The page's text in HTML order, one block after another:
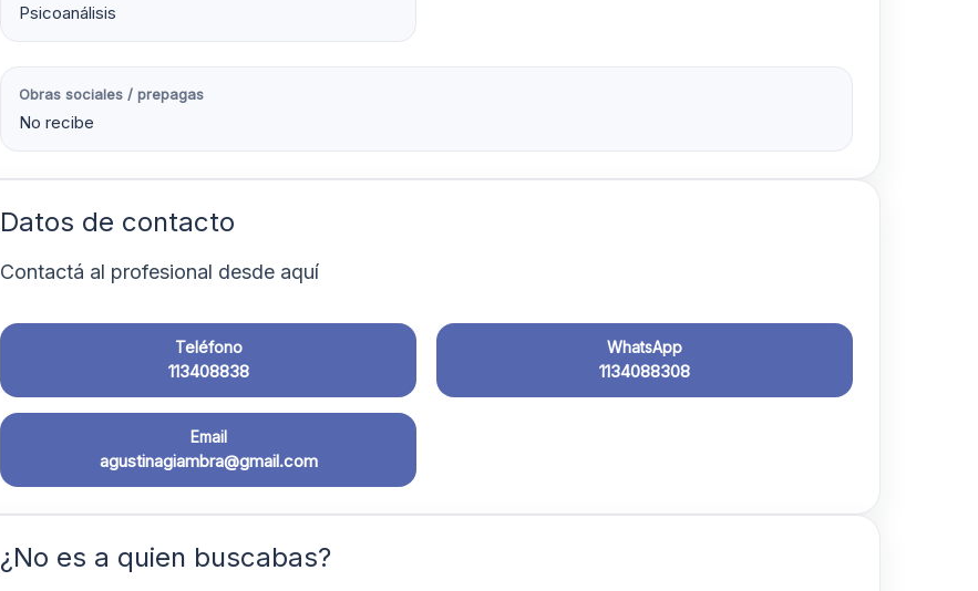
Psicoanálisis
Obras sociales / prepagas
No recibe
Datos de contacto
Contactá al profesional desde aquí
Teléfono
113408838
WhatsApp
1134088308
Email
agustinagiambra@gmail.com
¿No es a quien buscabas?